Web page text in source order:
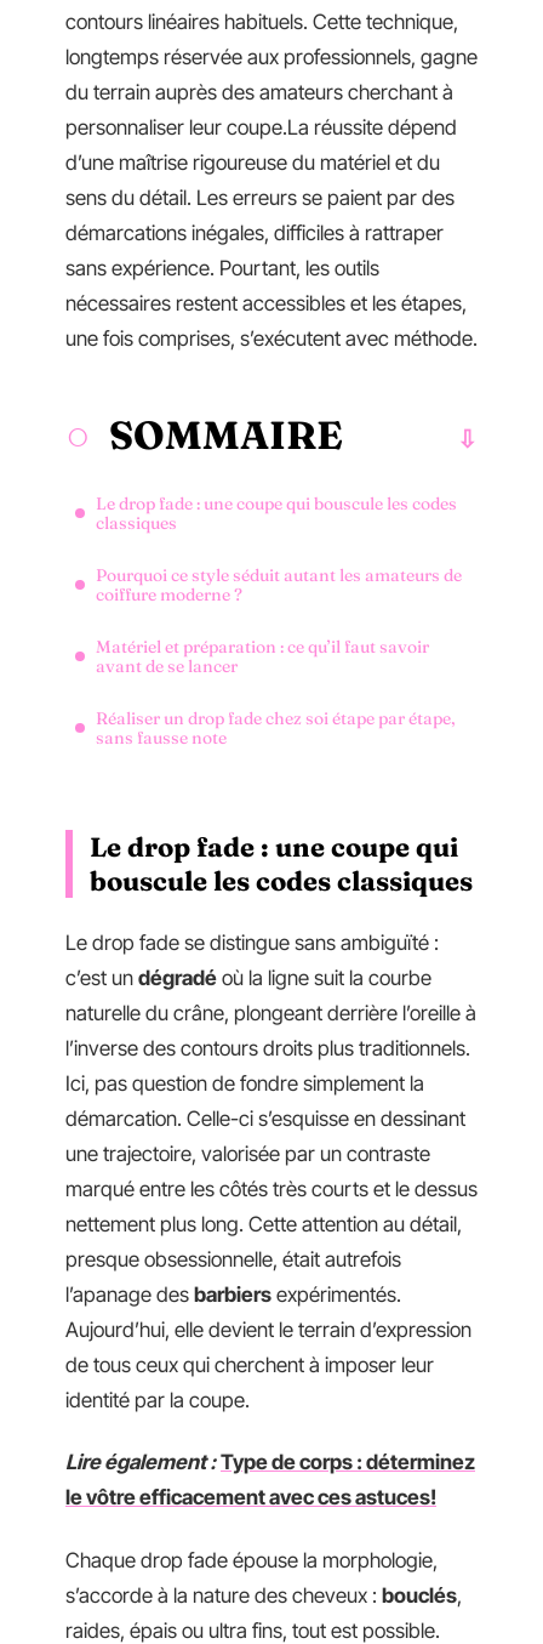
contours linéaires habituels. Cette technique,
longtemps réservée aux professionnels, gagne
du terrain auprès des amateurs cherchant à
personnaliser leur coupe.La réussite dépend
d’une maîtrise rigoureuse du matériel et du
sens du détail. Les erreurs se paient par des
démarcations inégales, difficiles à rattraper
sans expérience. Pourtant, les outils
nécessaires restent accessibles et les étapes,
une fois comprises, s’exécutent avec méthode.
SOMMAIRE
Le drop fade : une coupe qui bouscule les codes
classiques
Pourquoi ce style séduit autant les amateurs de
coiffure moderne ?
Matériel et préparation : ce qu’il faut savoir
avant de se lancer
Réaliser un drop fade chez soi étape par étape,
sans fausse note
Le drop fade : une coupe qui
bouscule les codes classiques
Le drop fade se distingue sans ambiguïté :
c’est un dégradé où la ligne suit la courbe
naturelle du crâne, plongeant derrière l’oreille à
l’inverse des contours droits plus traditionnels.
Ici, pas question de fondre simplement la
démarcation. Celle-ci s’esquisse en dessinant
une trajectoire, valorisée par un contraste
marqué entre les côtés très courts et le dessus
nettement plus long. Cette attention au détail,
presque obsessionnelle, était autrefois
l’apanage des barbiers expérimentés.
Aujourd’hui, elle devient le terrain d’expression
de tous ceux qui cherchent à imposer leur
identité par la coupe.
Lire également : Type de corps : déterminez
le vôtre efficacement avec ces astuces!
Chaque drop fade épouse la morphologie,
s’accorde à la nature des cheveux : bouclés,
raides, épais ou ultra fins, tout est possible.